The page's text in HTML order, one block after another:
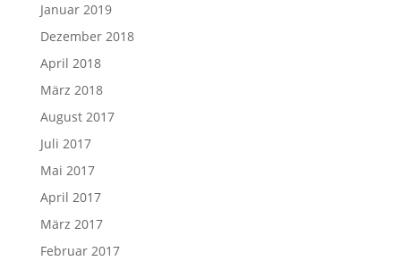
Januar 2019
Dezember 2018
April 2018
März 2018
August 2017
Juli 2017
Mai 2017
April 2017
März 2017
Februar 2017